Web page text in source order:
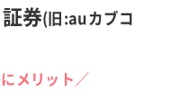
券(旧:auカブコ
メリット／